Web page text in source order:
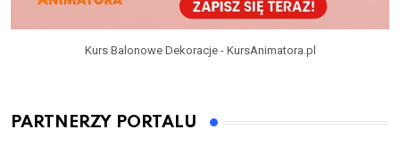
Kurs Balonowe Dekoracje - KursAnimatora.pl
PARTNERZY PORTALU